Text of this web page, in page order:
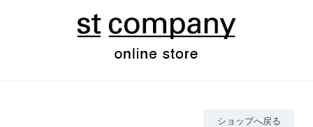
ショップへ戻る